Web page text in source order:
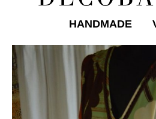
HANDMADE